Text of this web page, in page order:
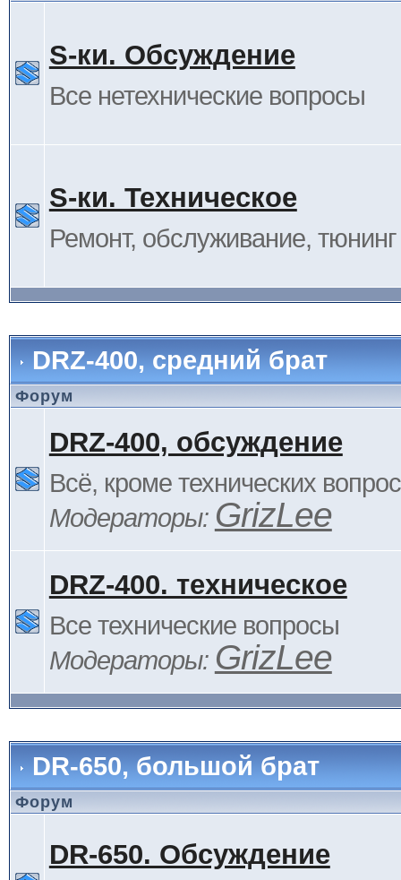
S-ки. Обсуждение
Все нетехнические вопросы
S-ки. Техническое
Ремонт, обслуживание, тюнинг
DRZ-400, средний брат
Форум
DRZ-400, обсуждение
Всё, кроме технических
Модераторы: GrizLee
DRZ-400. техническое
Все технические вопросы
Модераторы: GrizLee
DR-650, большой брат
Форум
DR-650. Обсуждение